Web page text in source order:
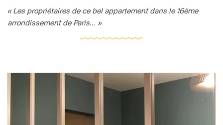
« Les propriétaires de ce bel appartement dans le 16ème
arrondissement de Paris... »